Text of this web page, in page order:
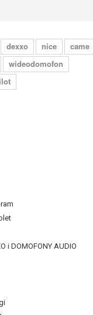
dexxo nice
came
wideodomofon
i DOMOFONY AUDIO